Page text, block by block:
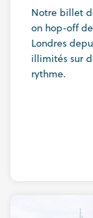
Notre billet
on hop-off
Londres
illimités sur
rythme.